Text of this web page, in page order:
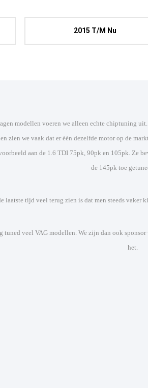
2015 T/m Nu
zien we vaak dat er één dezelfde motor op de
aan de 1.6 TDI 75pk, 90pk en 105pk. Ze
de 145pk toe
de laatste tijd veel terug zien is dat men steeds vaker
tuned veel VAG modellen. We zijn dan ook
het.